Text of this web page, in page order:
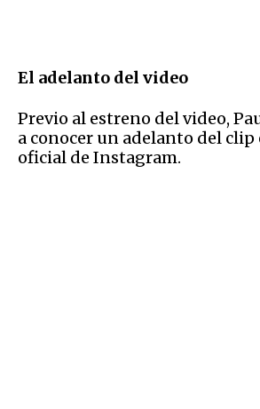
El adelanto del video
Previo al estreno del video,
a conocer un adelanto del clip
oficial de Instagram.